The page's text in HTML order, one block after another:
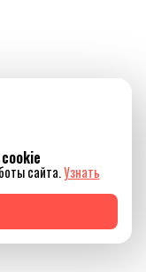
сайта.Узнать